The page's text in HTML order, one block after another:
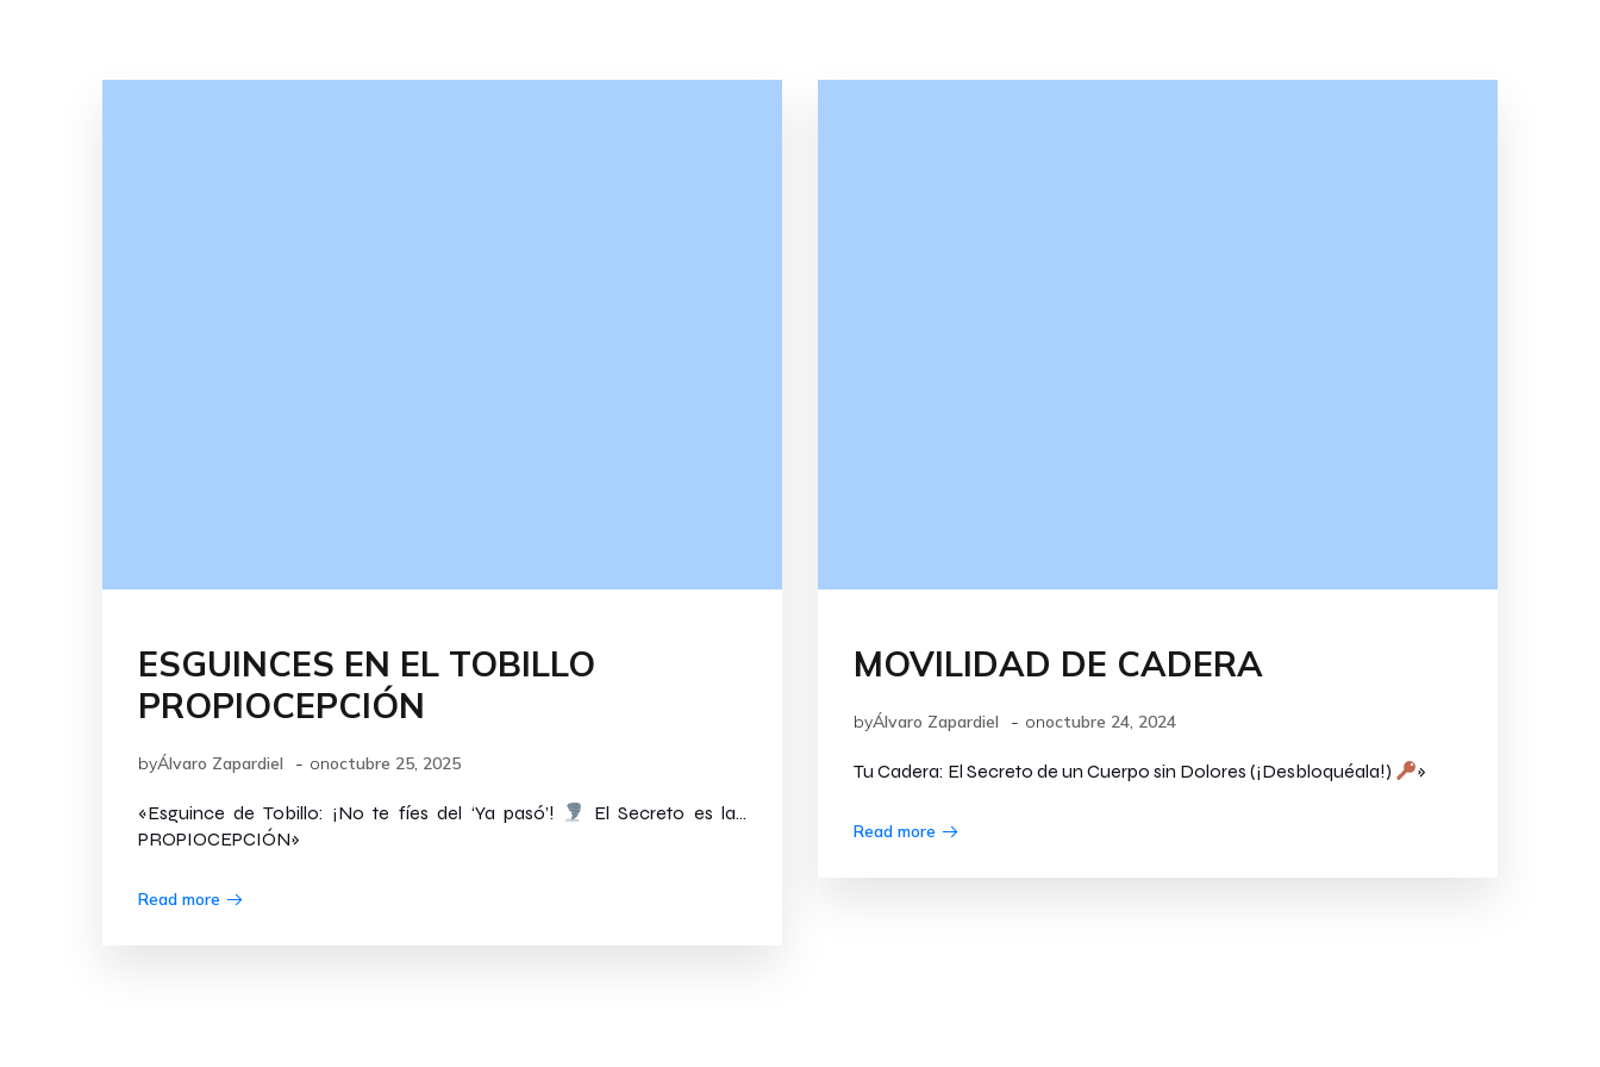
ESGUINCES EN EL TOBILLO
PROPIOCEPCIÓN
byÁlvaro Zapardiel - onoctubre 25, 2025
«Esguince de Tobillo: ¡No te fíes del ‘Ya pasó’!
El Secreto es la…
PROPIOCEPCIÓN»
Read more
MOVILIDAD DE CADERA
byÁlvaro Zapardiel - onoctubre 24, 2024
Tu Cadera: El Secreto de un Cuerpo sin Dolores (¡Desbloquéala!) »
Read more